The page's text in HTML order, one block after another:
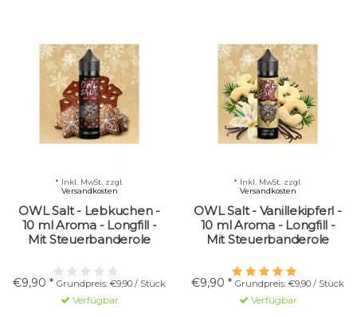
OWL Salt - Lebkuchen -
10 ml Aroma - Longfill -
Mit Steuerbanderole
€9,90 * Grundpreis: €9,90 / Stück
* Inkl. MwSt. zzgl.
Versandkosten
Verfügbar
OWL Salt - Vanillekipferl -
10 ml Aroma - Longfill -
Mit Steuerbanderole
€9,90 * Grundpreis: €9,90 / Stück
* Inkl. MwSt. zzgl.
Versandkosten
Verfügbar